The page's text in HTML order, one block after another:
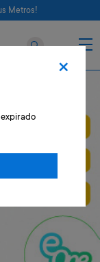
Metros!
×